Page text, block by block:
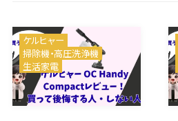
ケルヒャー
掃除機・高圧洗浄機
生活家電